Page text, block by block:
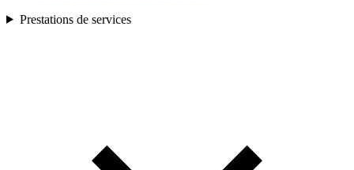
Prestations de services